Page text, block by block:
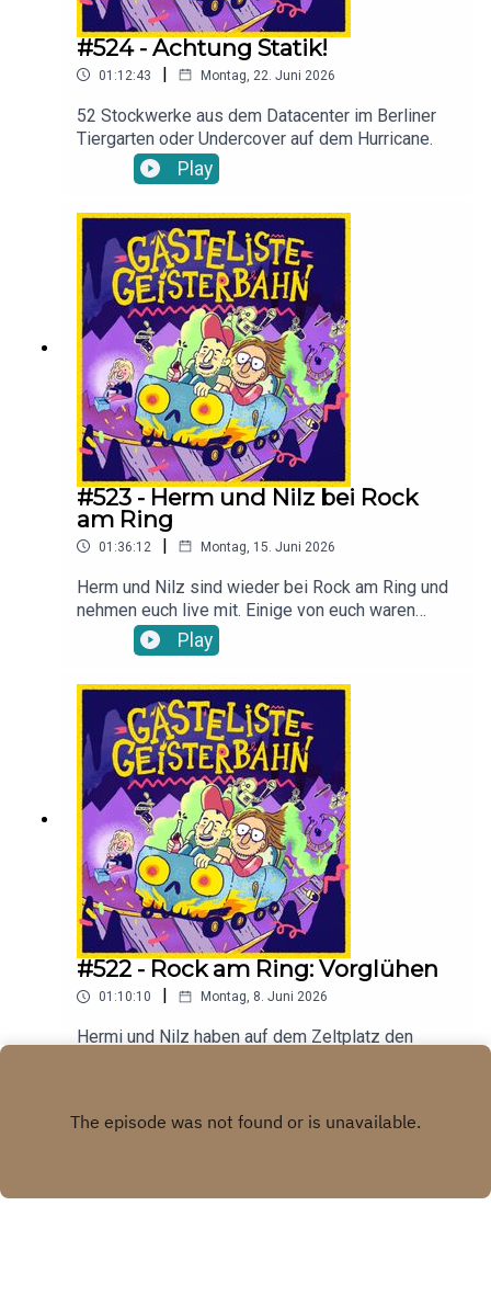
#524 - Achtung Statik!
01:12:43 | Montag, 22. Juni 2026
52 Stockwerke aus dem Datacenter im Berliner
Tiergarten oder Undercover auf dem Hurricane.
Play
#523 - Herm und Nilz bei Rock
am Ring
01:36:12 | Montag, 15. Juni 2026
Herm und Nilz sind wieder bei Rock am Ring und
nehmen euch live mit. Einige von euch waren
sogar vor Ort und haben im mobilen
Podcaststudio/Strassenrand mit den beiden
Eierlikör getrunken. Wer war nicht wegen Linkin
Park da?
Play
#522 - Rock am Ring: Vorglühen
01:10:10 | Montag, 8. Juni 2026
Hermi und Nilz haben auf dem Zeltplatz den
geschnappert, live vom RaR!